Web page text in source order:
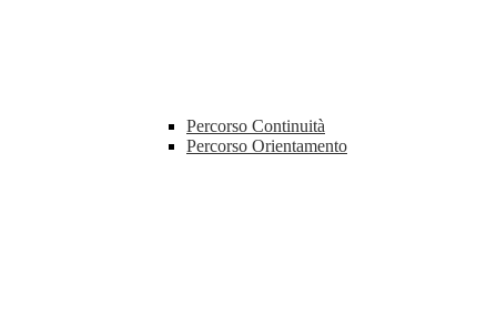
Percorso Continuità
Percorso Orientamento